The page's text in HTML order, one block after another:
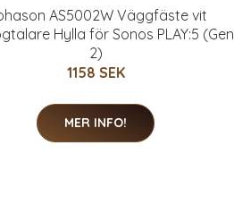
AS5002W Väggfäste vit
Hylla för Sonos PLAY:5 (Gen
2)
1158 SEK
MER INFO!